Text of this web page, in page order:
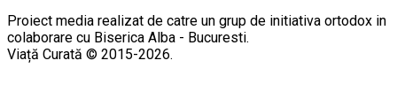
Proiect media realizat de catre un grup de initiativa ortodox in
colaborare cu Biserica Alba - Bucuresti.
Viață Curată © 2015-2026.